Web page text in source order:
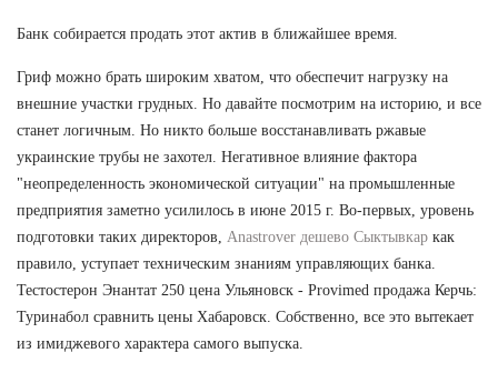
Банк собирается продать этот актив в ближайшее время.
Гриф можно брать широким хватом, что обеспечит нагрузку на
внешние участки грудных. Но давайте посмотрим на историю, и все
станет логичным. Но никто больше восстанавливать ржавые
украинские трубы не захотел. Негативное влияние фактора
"неопределенность экономической ситуации" на промышленные
предприятия заметно усилилось в июне 2015 г. Во-первых, уровень
подготовки таких директоров, Anastrover дешево Сыктывкар как
правило, уступает техническим знаниям управляющих банка.
Тестостерон Энантат 250 цена Ульяновск - Provimed продажа Керчь:
Туринабол сравнить цены Хабаровск. Собственно, все это вытекает
из имиджевого характера самого выпуска.